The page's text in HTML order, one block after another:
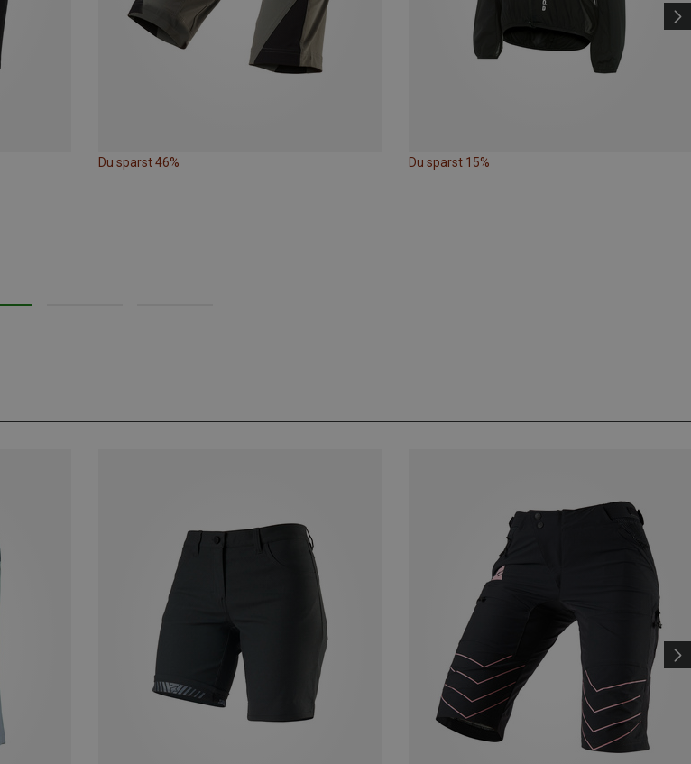
Du sparst 46% Du sparst 15%